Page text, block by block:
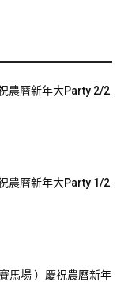
農曆新年大Party 2/2
農曆新年大Party 1/2
馬場 ）慶祝農曆新年